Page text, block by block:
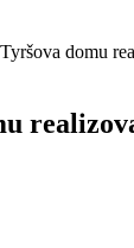
domu